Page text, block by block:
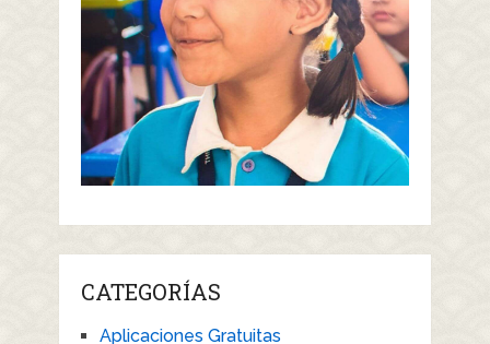
CATEGORÍAS
Aplicaciones Gratuitas